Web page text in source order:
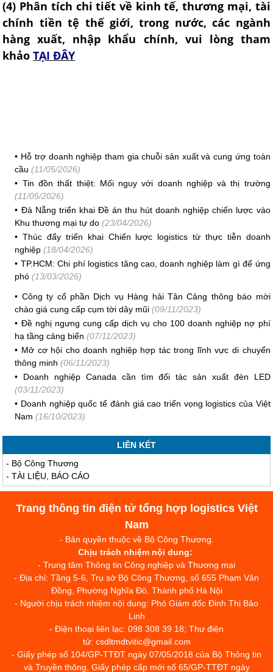
(4) Phân tích chi tiết về kinh tế, thương mại, tài
chính tiền tệ thế giới, trong nước, các ngành
hàng xuất, nhập khẩu chính, vui lòng tham
khảoTẠI ĐÂY
• Hỗ trợ doanh nghiệp tham gia chuỗi sản xuất và cung ứng toàn
cầu (11/05/2026)
• Tin đồn thất thiệt: Mối nguy với doanh nghiệp và thị trường
(11/05/2026)
• Đà Nẵng triển khai Đề án thu hút doanh nghiệp chiến lược vào
Khu thương mại tự do (23/04/2026)
•Thúc đẩy triển khai Chiến lược logistics từ thực tiễn doanh
nghiệp (18/04/2026)
• TP.HCM: Chi phí logistics tăng cao, doanh nghiệp làm gì để ứng
phó (13/03/2026)
• Công ty cổ phần Dịch vụ Hàng hải Tân Cảng thông báo mời
chào giá cung cấp cụm tời dây mũi (09/11/2023)
• Đề nghị ngưng cung cấp dịch vụ cho 100 doanh nghiệp nợ phí
hạ tầng cảng biển (07/11/2023)
• Mở cơ hội cho doanh nghiệp hợp tác trong lĩnh vực di chuyển
thông minh (06/11/2023)
• Doanh nghiệp Canada cần tìm đối tác sản xuất đèn LED
(03/11/2023)
• Doanh nghiệp quốc tế đánh giá cao triển vọng logistics của Việt
Nam (16/10/2023)
LIÊN KẾT
- Bộ Công Thương
-TÀI LIỆU, BÁO CÁO
Trang thông tin điện tử tổng hợp logistics Việt
Nam
- Bản quyền thuộc về Bộ Công Thương.
Chịu trách nhiệm nội dung:
- Trung tâm Thông tin Công nghiệp và Thương mại
- Địa chỉ: Tầng 5-6, Trụ sở Bộ Công Thương, số 655 Phạm Văn
Đồng, Phường Nghĩa Đô, Thành phố Hà Nội
- Người chịu trách nhiệm nội dung: Phó Giám đốc Đinh Thị Bảo
Linh
- Điện thoại liên lạc: 098 308 39 18; Thư điện
tử: csdltmdtvitic@gmail.com
- Giấy phép số 104/GP-TTĐT ngày 07/05/2018 của Bộ Thông tin
và Truyền thông, Giấy phép cấp mới số 65/GP-TTĐT ngày